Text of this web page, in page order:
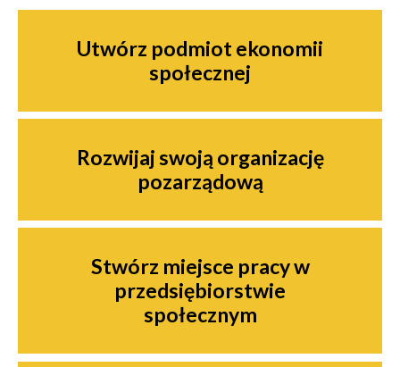
Utwórz podmiot ekonomii
społecznej
Rozwijaj swoją organizację
pozarządową
Stwórz miejsce pracy w
przedsiębiorstwie
społecznym